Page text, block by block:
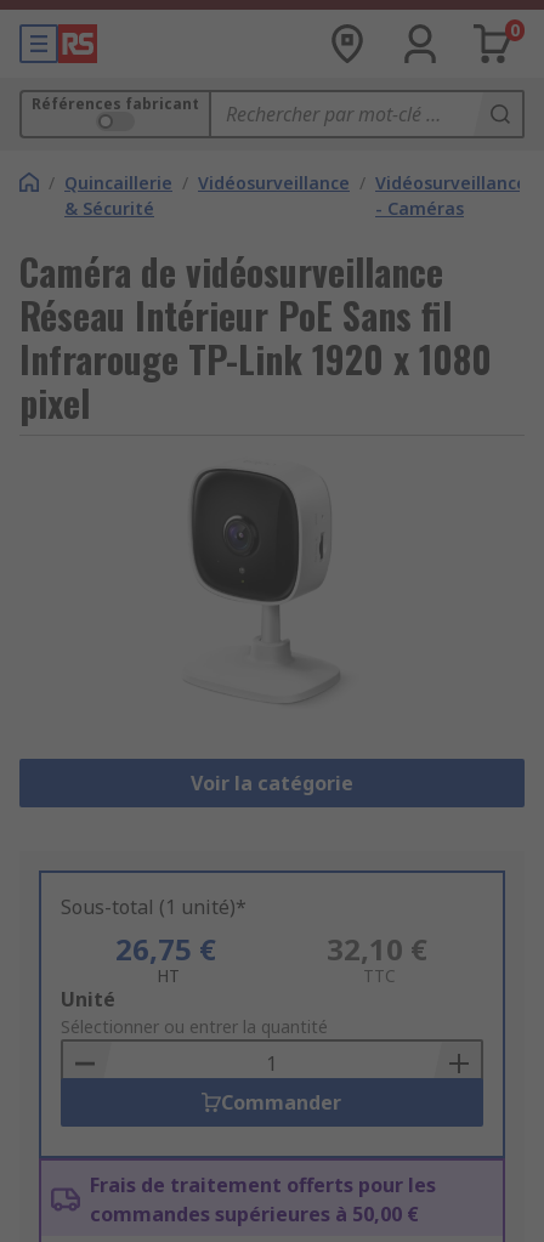
0
Références fabricant
/ Quincaillerie
& Sécurité
/ Vidéosurveillance / Vidéosurveillance
- Caméras
Caméra de vidéosurveillance
Réseau Intérieur PoE Sans fil
Infrarouge TP-Link 1920 x 1080
pixel
Voir la catégorie
Sous-total (1 unité)*
26,75 €
HT
32,10 €
TTC
Add
to
Basket
Unité
Sélectionner ou entrer la quantité
Commander
Frais de traitement offerts pour les
commandes supérieures à 50,00 €